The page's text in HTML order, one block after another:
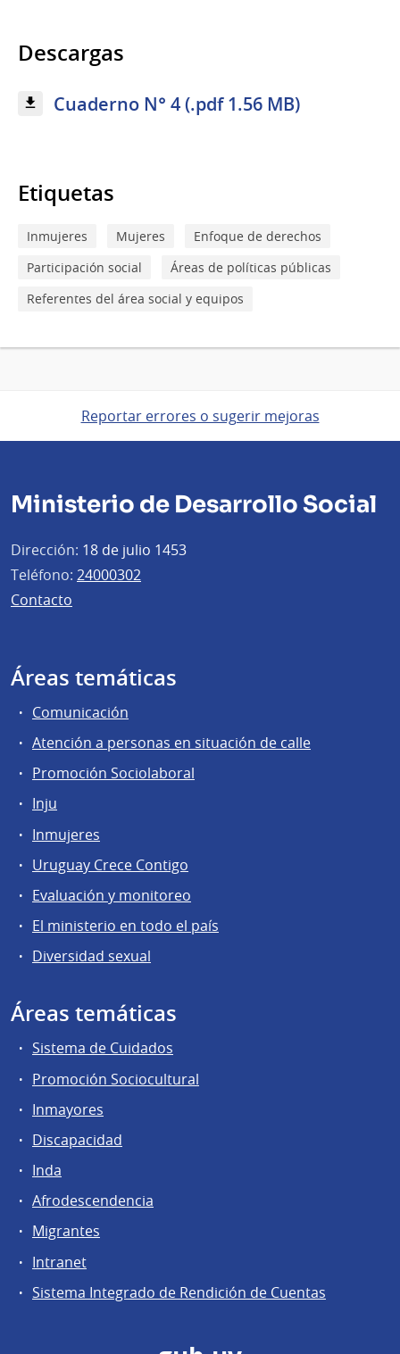
Descargas
Cuaderno N° 4 (.pdf 1.56 MB)
Etiquetas
Inmujeres Mujeres
Enfoque de derechos
Participación social
Áreas de políticas públicas
Referentes del área social y equipos
Reportar errores o sugerir mejoras
Ministerio de Desarrollo Social
Dirección: 18 de julio 1453
Teléfono: 24000302
Contacto
Áreas temáticas
Comunicación
Atención a personas en situación de calle
Promoción Sociolaboral
Inju
Inmujeres
Uruguay Crece Contigo
Evaluación y monitoreo
El ministerio en todo el país
Diversidad sexual
Áreas temáticas
Sistema de Cuidados
Promoción Sociocultural
Inmayores
Discapacidad
Inda
Afrodescendencia
Migrantes
Intranet
Sistema Integrado de Rendición de Cuentas